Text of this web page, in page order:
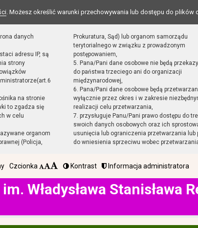
. Możesz określić warunki przechowywania lub dostępu do plików
danych
adresu IP, są
strony
na stronie
to zgadza się
w celu
organom
(Policja,
Prokuratura, Sąd) lub organom samorządu
terytorialnego w związku z prowadzonym
postępowaniem,
5. Pana/Pani dane osobowe nie będą
do państwa trzeciego ani do organizacji
międzynarodowej,
6. Pana/Pani dane osobowe będą
wyłącznie przez okres i w zakresie
realizacji celu przetwarzania,
7. przysługuje Panu/Pani prawo dostępu do
swoich danych osobowych oraz ich
usunięcia lub ograniczenia przetwarzania lub
do wniesienia sprzeciwu wobec
Czcionka Kontrast Informacja administratora
Władysława Stanisława